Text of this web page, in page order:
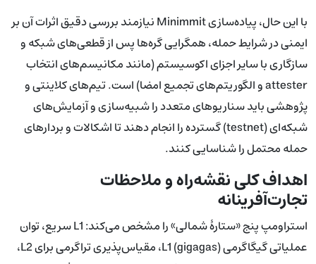
با این حال، پیاده‌سازی Minimmit نیازمند بررسی دقیق اثرات آن بر
ایمنی در شرایط حمله، همگرایی گره‌ها پس از قطعی‌های شبکه و
سازگاری با سایر اجزای اکوسیستم (مانند مکانیسم‌های انتخاب
attester و الگوریتم‌های تجمیع امضا) است. تیم‌های کلاینتی و
پژوهشی باید سناریوهای متعدد را شبیه‌سازی و آزمایش‌های
شبکه‌ای (testnet) گسترده را انجام دهند تا اشکالات و بردارهای
حمله محتمل را شناسایی کنند.
اهداف کلی نقشه‌راه و ملاحظات
تجارت‌آفرینانه
استراومپ پنج «ستارهٔ شمالی» را مشخص می‌کند: L1 سریع، توان
عملیاتی گیگاگرمی L1 (gigagas)، مقیاس‌پذیری تراگرمی برای L2،